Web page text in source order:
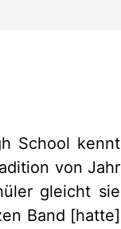
School kennt
von Jahr
gleicht sie
Band [hatte]